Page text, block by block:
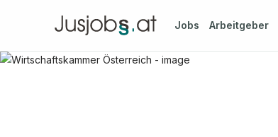
Jobs Arbeitgeber